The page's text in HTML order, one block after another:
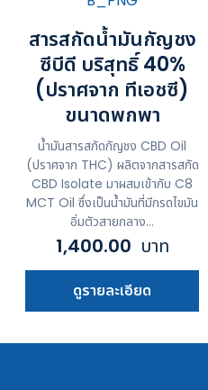
สารสกัดน้ำมันกัญชง
ซีบีดี บริสุทธิ์ 40%
(ปราศจาก ทีเอชซี)
ขนาดพกพา
น้ำมันสารสกัดกัญชง CBD Oil
(ปราศจาก THC) ผลิตจากสารสกัด
CBD Isolate มาผสมเข้ากับ C8
MCT Oil ซึ่งเป็นน้ำมันที่มีกรดไขมัน
อิ่มตัวสายกลาง...
1,400.00 บาท
ดูรายละเอียด